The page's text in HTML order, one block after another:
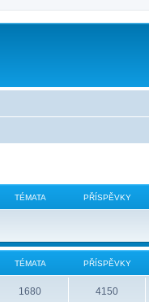
TÉMATA PŘÍSPĚVKY
TÉMATA PŘÍSPĚVKY
1680 4150